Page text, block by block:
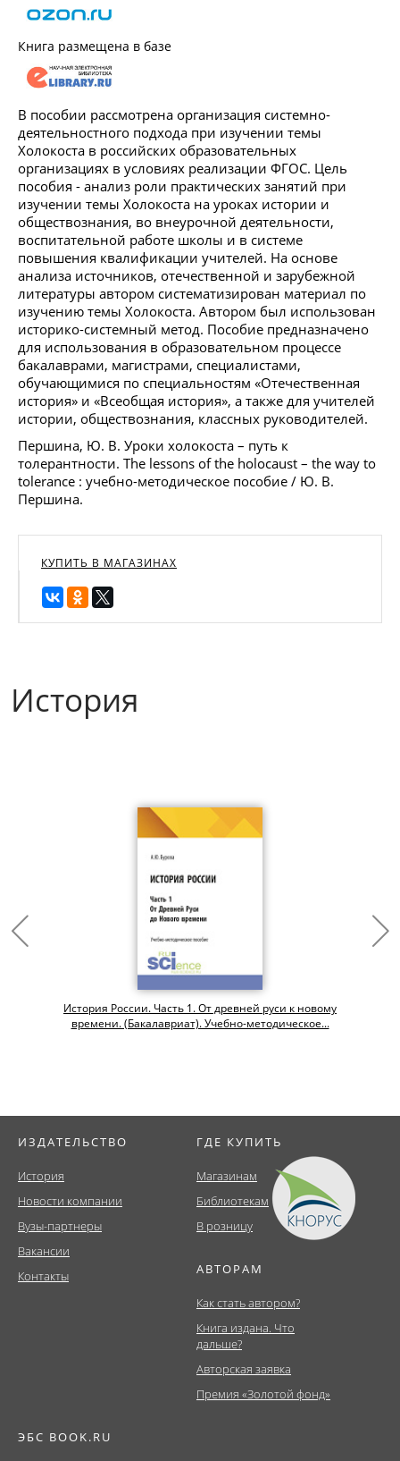
Книга размещена в базе
В пособии рассмотрена организация системно-
деятельностного подхода при изучении темы
Холокоста в российских образовательных
организациях в условиях реализации ФГОС. Цель
пособия - анализ роли практических занятий при
изучении темы Холокоста на уроках истории и
обществознания, во внеурочной деятельности,
воспитательной работе школы и в системе
повышения квалификации учителей. На основе
анализа источников, отечественной и зарубежной
литературы автором систематизирован материал по
изучению темы Холокоста. Автором был использован
историко-системный метод. Пособие предназначено
для использования в образовательном процессе
бакалаврами, магистрами, специалистами,
обучающимися по специальностям «Отечественная
история» и «Всеобщая история», а также для учителей
истории, обществознания, классных руководителей.
Першина, Ю. В. Уроки холокоста – путь к
толерантности. The lessons of the holocaust – the way to
tolerance : учебно-методическое пособие / Ю. В.
Першина.
КУПИТЬ В МАГАЗИНАХ
История
История России. Часть 1. От древней руси к новому
времени. (Бакалавриат). Учебно-методическое...
ИЗДАТЕЛЬСТВО
История
Новости компании
Вузы-партнеры
Вакансии
Контакты
ГДЕ КУПИТЬ
Магазинам
Библиотекам
В розницу
АВТОРАМ
Как стать автором?
Книга издана. Что
дальше?
Авторская заявка
Премия «Золотой фонд»
ЭБС BOOK.RU